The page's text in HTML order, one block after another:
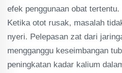
efek penggunaan obat tertentu.
Ketika otot rusak, masalah
nyeri. Pelepasan zat dari
mengganggu keseimbangan
peningkatan kadar kalium